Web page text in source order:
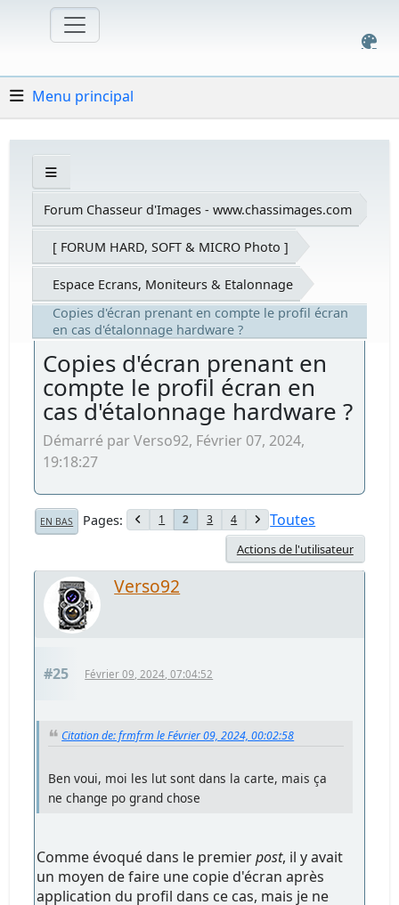
Menu principal
Forum Chasseur d'Images - www.chassimages.com
[ FORUM HARD, SOFT & MICRO Photo ]
Espace Ecrans, Moniteurs & Etalonnage
Copies d'écran prenant en compte le profil écran
en cas d'étalonnage hardware ?
Copies d'écran prenant en
compte le profil écran en
cas d'étalonnage hardware ?
Démarré par Verso92, Février 07, 2024,
19:18:27
EN BAS Pages 1 2 3 4 Toutes
Actions de l'utilisateur
Verso92
#25 Février 09, 2024, 07:04:52
Citation de: frmfrm le Février 09, 2024, 00:02:58
Ben voui, moi les lut sont dans la carte, mais ça
ne change po grand chose
Comme évoqué dans le premierpost, il y avait
un moyen de faire une copie d'écran après
application du profil dans ce cas, mais je ne